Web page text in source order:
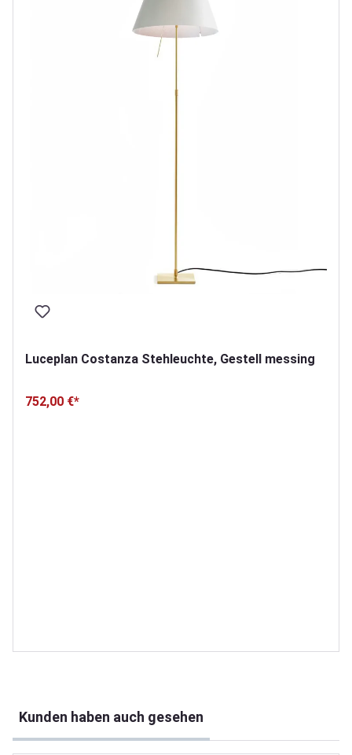
Luceplan Costanza Stehleuchte, Gestell messing
752,00 €*
Kunden haben auch gesehen